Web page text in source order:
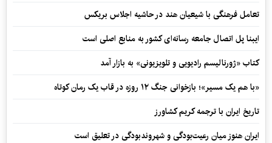
تعامل فرهنگی با شیعیان هند در حاشیه اجلاس بریکس
ایبنا پل اتصال جامعه رسانه‌ای کشور به منابع اصلی است
کتاب «ژورنالیسم رادیویی و تلویزیونی» به بازار آمد
«با هم یک مسیر»؛ بازخوانی جنگ ۱۲ روزه در قاب یک رمان کوتاه
تاریخ ایران با ترجمه کریم کشاورز
ایران هنوز میان رعیت‌بودگی و شهروندبودگی در تعلیق است